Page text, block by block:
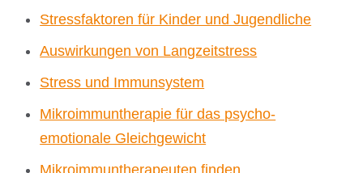
Stressfaktoren für Kinder und Jugendliche
Auswirkungen von Langzeitstress
Stress und Immunsystem
Mikroimmuntherapie für das psycho-
emotionale Gleichgewicht
Mikroimmuntherapeuten finden